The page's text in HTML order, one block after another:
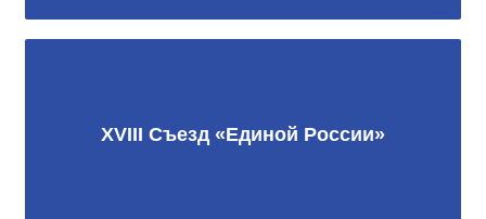
XVIII Съезд «Единой России»